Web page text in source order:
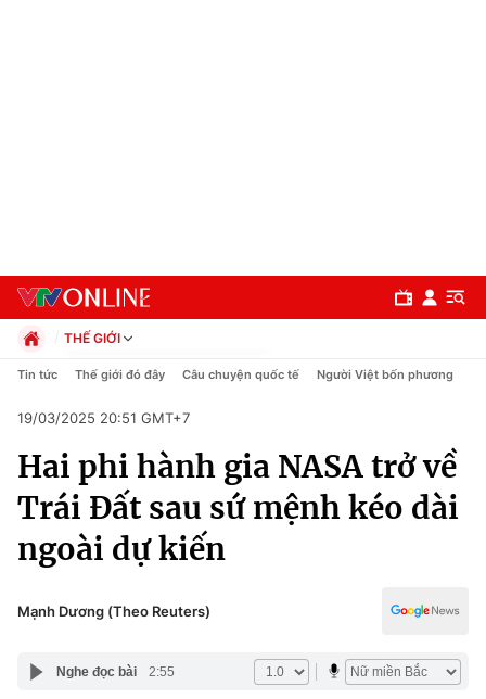
Chuyên mục
Chính trị
Xã hội
Pháp luật
Y tế
THẾ GIỚI
Chính trị
Pháp luật
Kinh tế
Thể thao
Truyền hình
Văn hóa - Giải trí
Công nghệ
Tin tức Thế giới đó đây Câu chuyện quốc tế Người Việt bốn phương
19/03/2025 20:51 GMT+7
Hai phi hành gia NASA trở về
Trái Đất sau sứ mệnh kéo dài
ngoài dự kiến
Mạnh Dương (Theo Reuters)
Nghe đọc bài 2:55